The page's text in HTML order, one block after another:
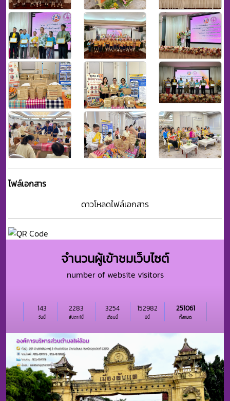
ไฟล์เอกสาร
ดาวโหลดไฟล์เอกสาร
จำนวนผู้เข้าชมเว็บไซต์
number of website visitors
วันนี้
143
สัปดาห์นี้
2283
เดือนนี้
3254
ปีนี้
152982
ทั้งหมด
251061